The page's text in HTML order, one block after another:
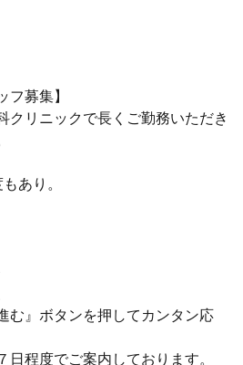
フ募集】
クリニックで長くご勤務いただき
あり。
む』ボタンを押してカンタン応
日程度でご案内しております。